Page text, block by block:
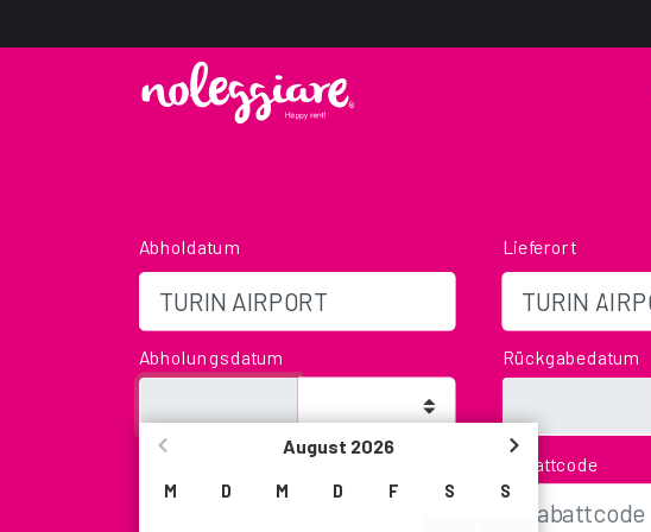
Abholdatum Lieferort
Abholungsdatum Rückgabedatum
We will not be present in that time slot, but you can still
leaving the keys in our Key-Box
Rabattcode
August 2026
M D M D F S S